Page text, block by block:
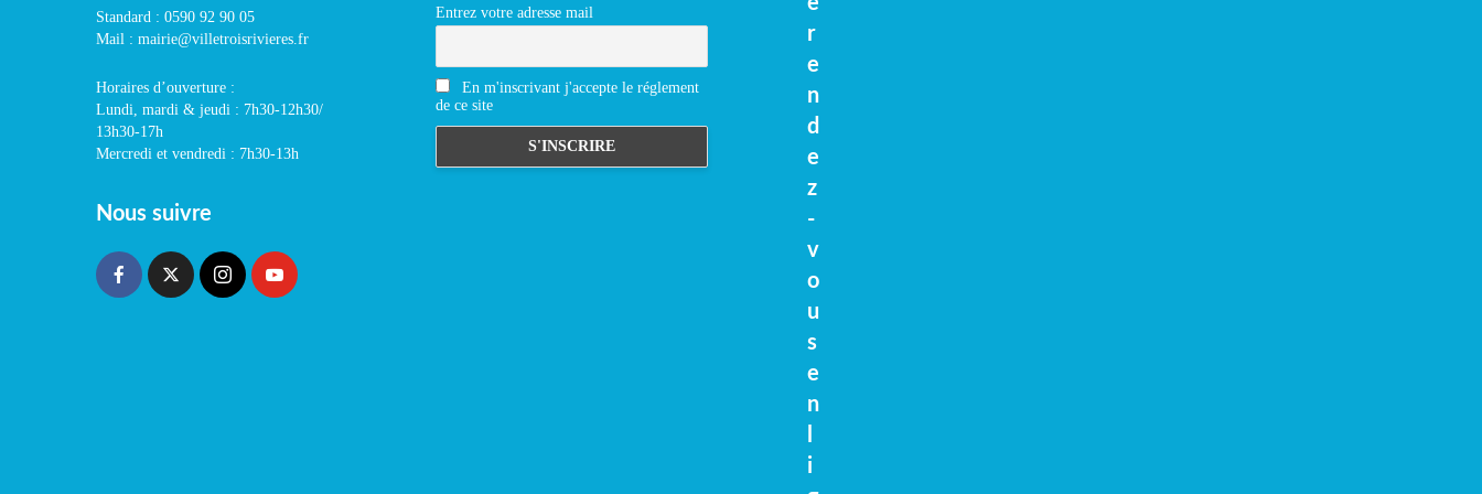
Standard : 0590 92 90 05
Mail : mairie@villetroisrivieres.fr
Horaires d’ouverture :
Lundi, mardi & jeudi : 7h30-12h30/
13h30-17h
Mercredi et vendredi : 7h30-13h
Nous suivre
Entrez votre adresse mail
En m'inscrivant j'accepte le réglement
de ce site
r
e
n
d
e
z
-
v
o
u
s
e
n
i